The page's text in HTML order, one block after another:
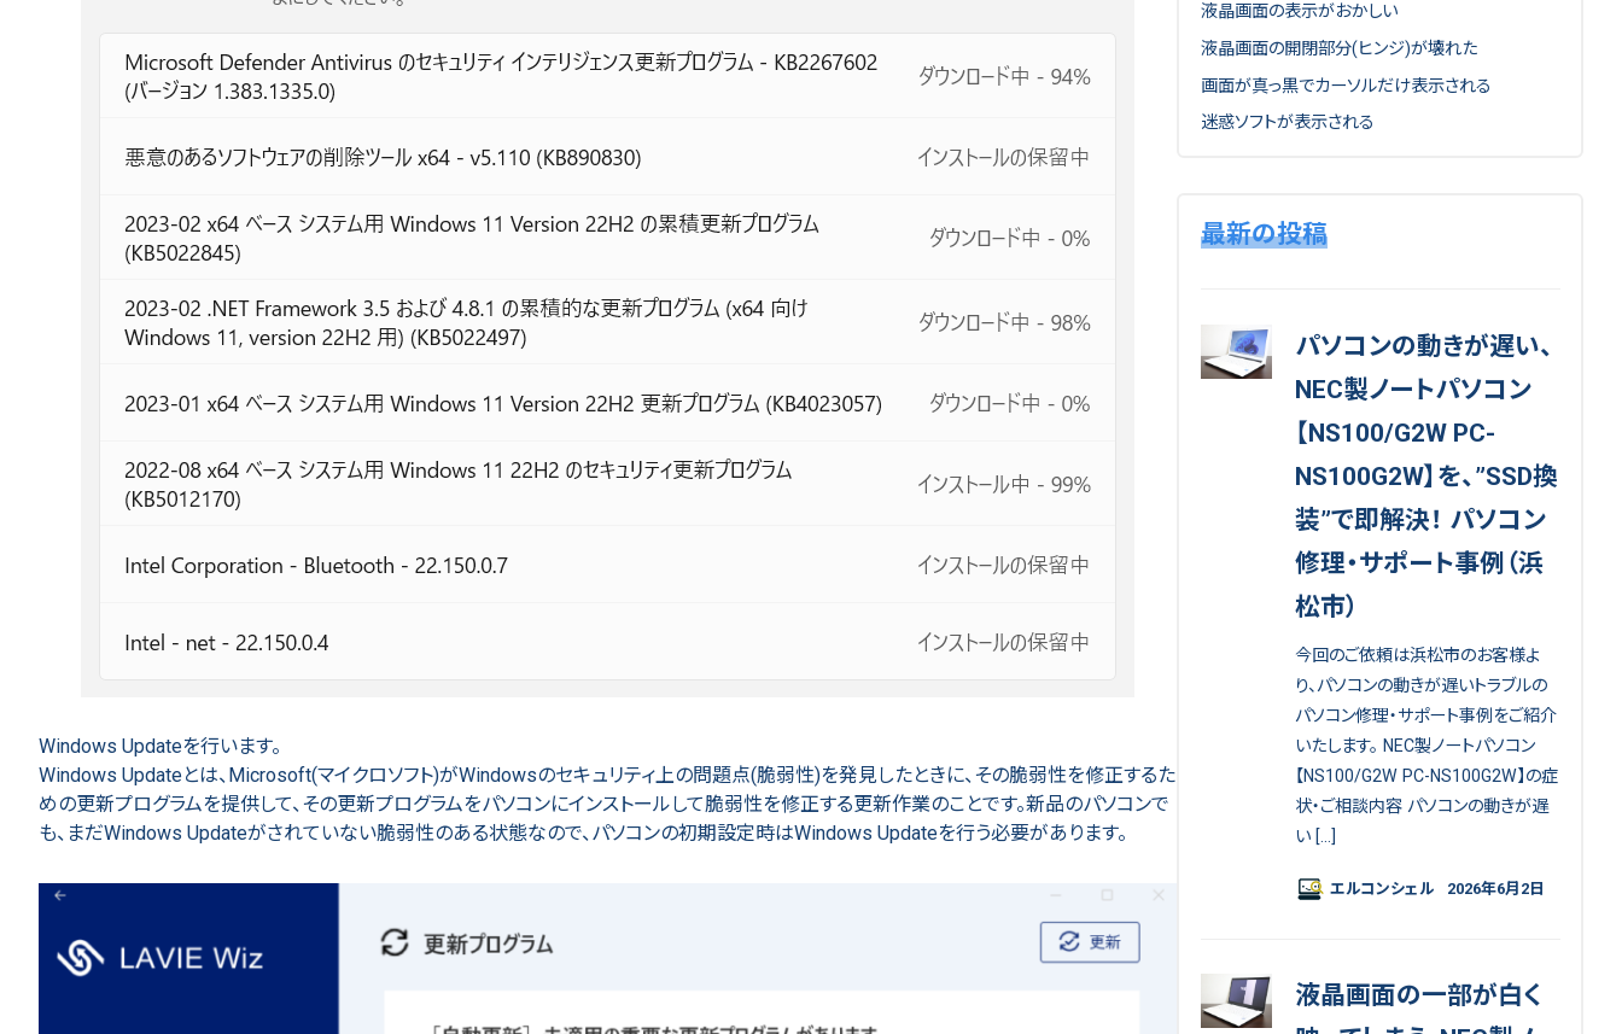
Windows Updateを行います。
Windows Updateとは、Microsoft(マイクロソフト)がWindowsのセキュリティ上の問題点(脆弱性)を発見したときに、その脆弱性を修正するた
めの更新プログラムを提供して、その更新プログラムをパソコンにインストールして脆弱性を修正する更新作業のことです。新品のパソコンで
も、まだWindows Updateがされていない脆弱性のある状態なので、パソコンの初期設定時はWindows Updateを行う必要があります。
液晶画面の表示がおかしい
液晶画面の開閉部分(ヒンジ)が壊れた
画面が真っ黒でカーソルだけ表示される
迷惑ソフトが表示される
最新の投稿
パソコンの動きが遅い、
NEC製ノートパソコン
【NS100/G2W PC-
NS100G2W】を、”SSD換
装”で即解決！ パソコン
修理・サポート事例（浜
松市）
今回のご依頼は浜松市のお客様よ
り、パソコンの動きが遅いトラブルの
パソコン修理・サポート事例をご紹介
いたします。 NEC製ノートパソコン
【NS100/G2W PC-NS100G2W】の症
状・ご相談内容 パソコンの動きが遅
い […]
エルコンシェル 2026年6月2日
液晶画面の一部が白く